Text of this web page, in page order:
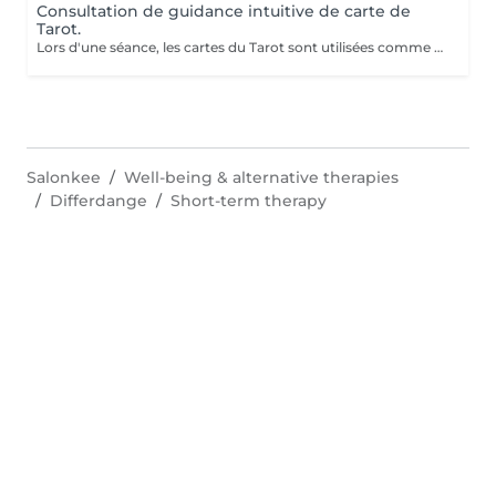
Consultation de guidance intuitive de carte de
Tarot.
Lors d'une séance, les cartes du Tarot sont utilisées comme un outil de perception et d'intuition pour éclairer une situation de votre vie. Le tirage permet de mettre en lumière les énergies présentes, les blocages éventuels et les directions possibles. En une séance, vous pouvez poser une ou plusieurs questions précises afin d'obtenir une vision plus claire de votre chemin. Exemples de questions : Quelle direction prendre dans ma situation actuelle ? Que dois-je comprendre de cette période de ma vie ? Comment évoluer dans ma relation ? Qu'est-ce qui bloque mon avancée aujourd'hui ? Quelle énergie m'accompagne pour les prochains mois ? Les cartes n'imposent rien : elles révèlent des pistes, des prises de conscience et des possibilités. Une séance peut parfois apporter le déclic ou la compréhension qui change tout. Venez découvrir ce que les cartes ont à vous révéler.
Salonkee
Well-being & alternative therapies
Differdange
Short-term therapy